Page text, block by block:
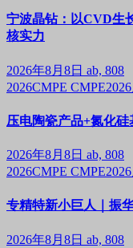
宁波晶钻：以CVD生
核实力
2026年8月8日 ab, 808
2026CMPE
压电陶瓷产品+氮化硅
2026年8月8日 ab, 808
2026CMPE
专精特新小巨人｜振
2026年8月8日 ab, 808